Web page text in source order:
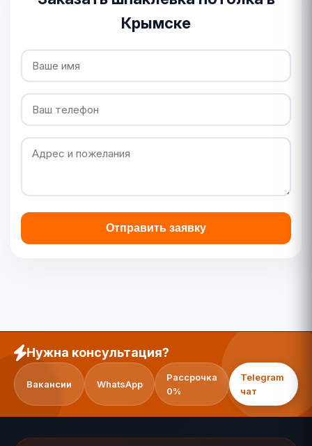
Крымске
Отправить заявку
Нужна консультация?
Вакансии WhatsApp
Рассрочка
0%
Telegram
чат